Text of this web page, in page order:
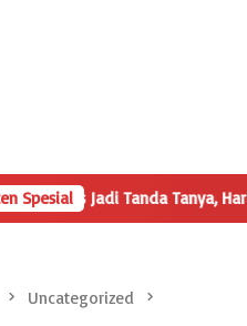
Spesial
HarianMetropolis.com
Uncategorized